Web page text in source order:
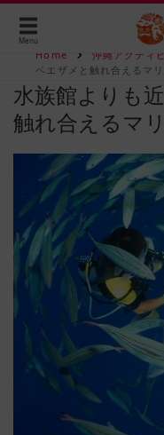
Menu
Home 沖縄アクティ
ベエザメと触れ合えるマ
水族館よりも
触れ合えるマ